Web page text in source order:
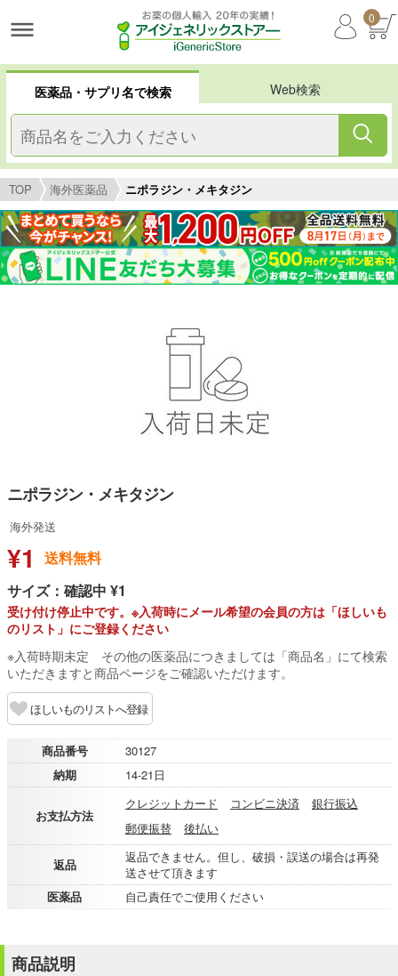
0
医薬品・サプリ名で検索 Web検索
TOP 海外医薬品 ニポラジン・メキタジン
ニポラジン・メキタジン
海外発送
¥1
送料無料
サイズ：確認中 ¥1
受け付け停止中です。※入荷時にメール希望の会員の方は「ほしいも
のリスト」にご登録ください
※入荷時期未定 その他の医薬品につきましては「商品名」にて検索
いただきますと商品ページをご確認いただけます。
ほしいものリストへ登録
商品番号
30127
納期
14-21日
お支払方法
クレジットカード コンビニ決済
銀行振込
郵便振替
後払い
返品
返品できません。但し、破損・誤送の場合は再発
送させて頂きます
医薬品
自己責任でご使用ください
商品説明